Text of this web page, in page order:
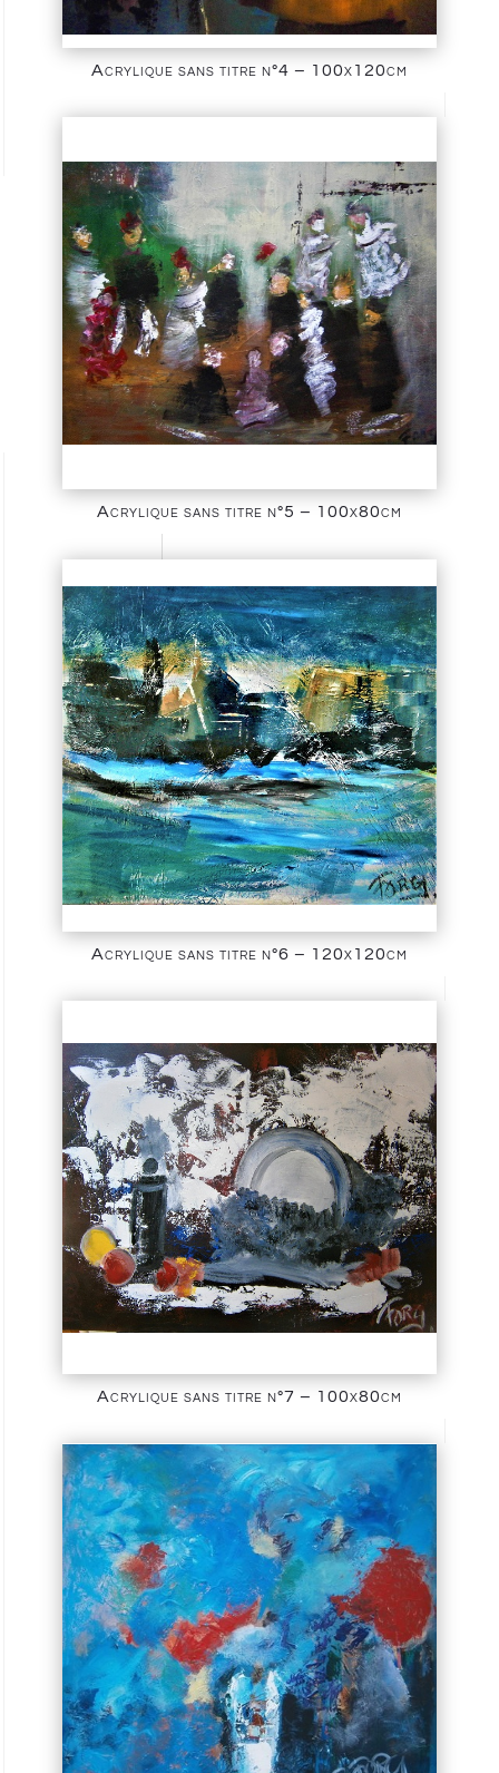
Acrylique sans titre n°4 – 100x120cm
Acrylique sans titre n°5 – 100x80cm
Acrylique sans titre n°6 – 120x120cm
Acrylique sans titre n°7 – 100x80cm